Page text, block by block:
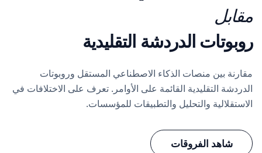
مقابل
روبوتات الدردشة التقليدية
مقارنة بين منصات الذكاء الاصطناعي المستقل وروبوتات
الدردشة التقليدية القائمة على الأوامر. تعرف على الاختلافات في
الاستقلالية والتحليل والتطبيقات للمؤسسات.
شاهد الفروقات